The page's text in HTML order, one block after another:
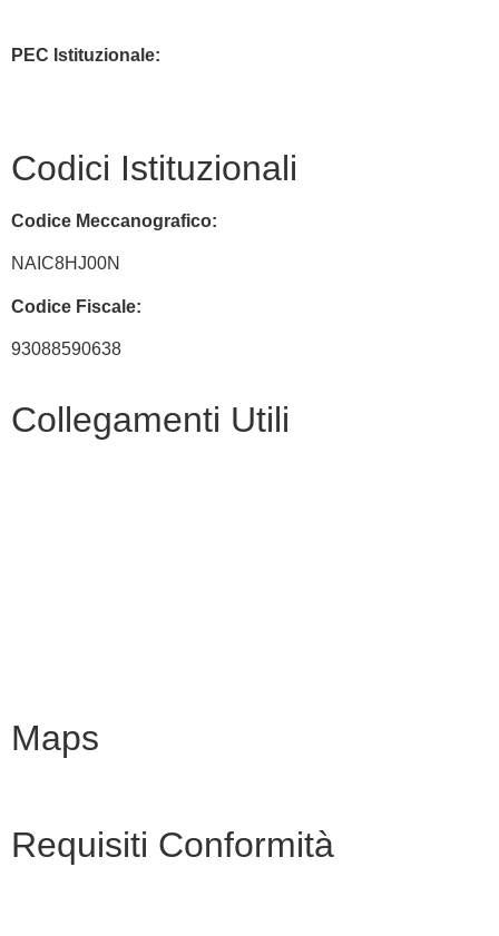
PEC Istituzionale:
Codici Istituzionali
Codice Meccanografico:
NAIC8HJ00N
Codice Fiscale:
93088590638
Collegamenti Utili
Maps
Requisiti Conformità